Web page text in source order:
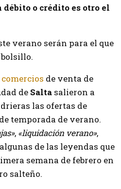
o crédito es otro el
verano serán para el que
comercios de venta de
de Salta salieron a
las ofertas de
temporada de verano.
, «liquidación verano»,
de las leyendas que
semana de febrero en
salteño.